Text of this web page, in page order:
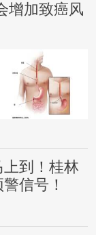
增加致癌风
到！桂林
信号！